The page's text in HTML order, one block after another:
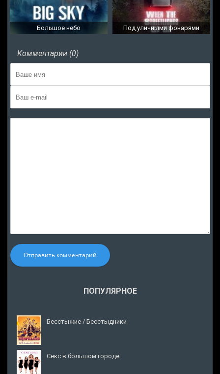
Большое небо Под уличными фонарями
Комментарии (0)
Отправить комментарий
ПОПУЛЯРНОЕ
Бесстыжие / Бесстыдники
Секс в большом городе